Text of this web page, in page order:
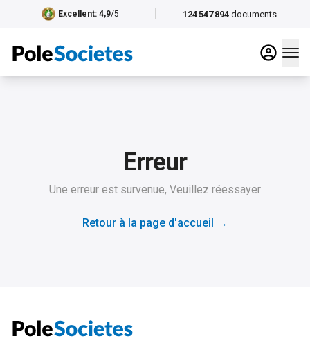
124 547 894 documents
Excellent: 4,9/5
Erreur
Une erreur est survenue, Veuillez réessayer
Retour à la page d'accueil →